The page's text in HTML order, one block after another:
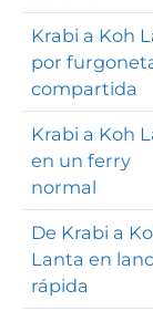
Krabi a Koh
por
compartida
Krabi a Koh
en un ferry
normal
De Krabi a
Lanta en
rápida